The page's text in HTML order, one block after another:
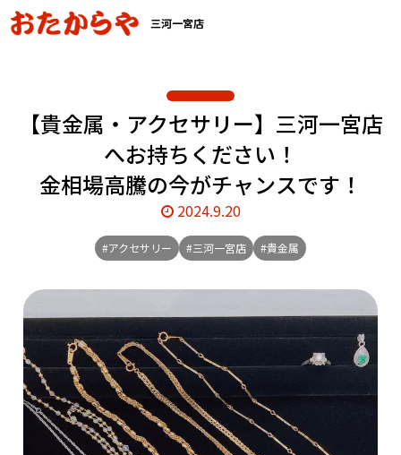
三河一宮店
【貴金属・アクセサリー】三河一宮店
へお持ちください！
金相場高騰の今がチャンスです！
2024.9.20
#アクセサリー #三河一宮店 #貴金属